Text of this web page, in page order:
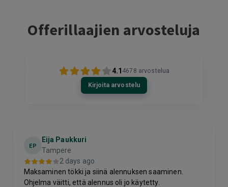
Offerillaajien arvosteluja
4.1 4678 arvostelua
Kirjoita arvostelu
EP
Eija Paukkuri
Tampere
2 days ago
Maksaminen tökki ja siinä alennuksen saaminen.
Ohjelma väitti, että alennus oli jo käytetty.